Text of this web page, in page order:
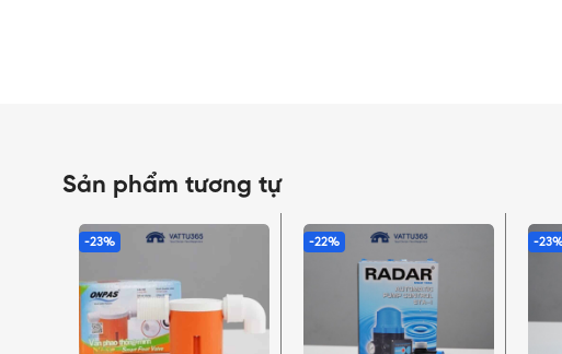
Sản phẩm tương tự
-23% -22% -